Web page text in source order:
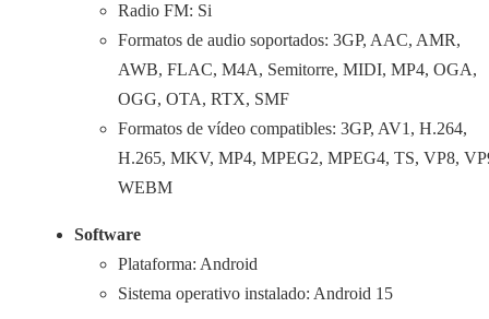
Radio FM: Si
Formatos de audio soportados: 3GP, AAC, AMR,
AWB, FLAC, M4A, Semitorre, MIDI, MP4, OGA,
OGG, OTA, RTX, SMF
Formatos de vídeo compatibles: 3GP, AV1, H.264,
H.265, MKV, MP4, MPEG2, MPEG4, TS, VP8,
WEBM
Software
Plataforma: Android
Sistema operativo instalado: Android 15